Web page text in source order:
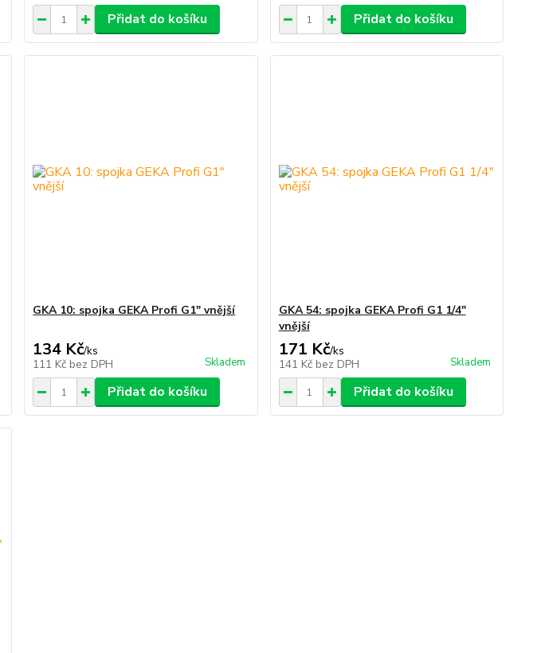
Přidat do košíku Přidat do košíku
GKA 10: spojka GEKA Profi G1" vnější
134 Kč/ks
111 Kč bez DPH Skladem
Přidat do košíku
GKA 54: spojka GEKA Profi G1 1/4"
vnější
171 Kč/ks
141 Kč bez DPH Skladem
Přidat do košíku